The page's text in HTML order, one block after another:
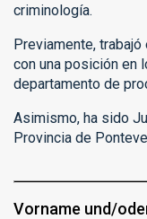
criminología.
Previamente, trabajó
con una posición en
departamento de
Asimismo, ha sido
Provincia de
Vorname und/